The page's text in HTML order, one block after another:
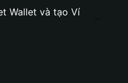
Wallet và tạo Ví